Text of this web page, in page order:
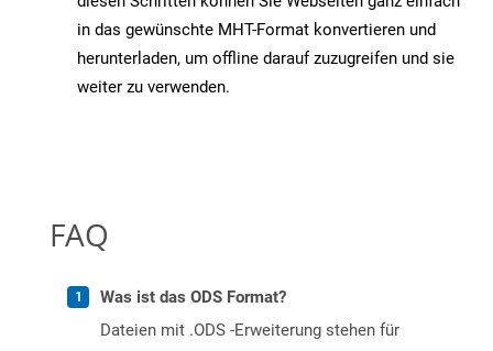
in das gewünschte MHT-Format konvertieren und
herunterladen, um offline darauf zuzugreifen und sie
weiter zu verwenden.
FAQ
Was ist das ODS Format?
Dateien mit .ODS -Erweiterung stehen für